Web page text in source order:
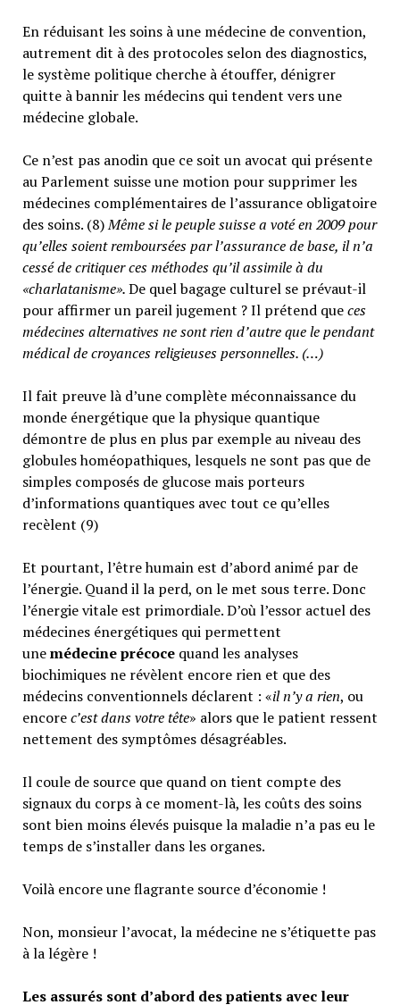
En réduisant les soins à une médecine de convention,
autrement dit à des protocoles selon des diagnostics,
le système politique cherche à étouffer, dénigrer
quitte à bannir les médecins qui tendent vers une
médecine globale.
Ce n’est pas anodin que ce soit un avocat qui présente
au Parlement suisse une motion pour supprimer les
médecines complémentaires de l’assurance obligatoire
des soins. (8)Même si le peuple suisse a voté en 2009 pour
qu’elles soient remboursées par l’assurance de base, il n’a
cessé de critiquer ces méthodes qu’il assimile à du
«charlatanisme».De quel bagage culturel se prévaut-il
pour affirmer un pareil jugement ? Il prétend queces
médecines alternatives ne sont rien d’autre que le pendant
médical de croyances religieuses personnelles. (…)
Il fait preuve là d’une complète méconnaissance du
monde énergétique que la physique quantique
démontre de plus en plus par exemple au niveau des
globules homéopathiques, lesquels ne sont pas que de
simples composés de glucose mais porteurs
d’informations quantiques avec tout ce qu’elles
recèlent (9)
Et pourtant, l’être humain est d’abord animé par de
l’énergie. Quand il la perd, on le met sous terre. Donc
l’énergie vitale est primordiale. D’où l’essor actuel des
médecines énergétiques qui permettent
unemédecine précoce quand les analyses
biochimiques ne révèlent encore rien et que des
médecins conventionnels déclarent : «il n’y a rien, ou
encorec’est dans votre tête» alors que le patient ressent
nettement des symptômes désagréables.
Il coule de source que quand on tient compte des
signaux du corps à ce moment-là, les coûts des soins
sont bien moins élevés puisque la maladie n’a pas eu le
temps de s’installer dans les organes.
Voilà encore une flagrante source d’économie !
Non, monsieur l’avocat, la médecine ne s’étiquette pas
à la légère !
Les assurés sont d’abord des patients avec leur